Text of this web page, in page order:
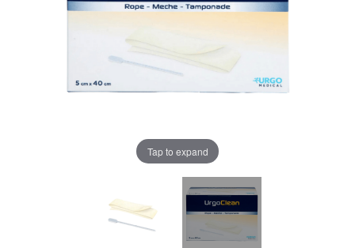
Tap to expand